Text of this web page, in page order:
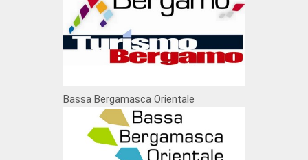
Bassa Bergamasca Orientale